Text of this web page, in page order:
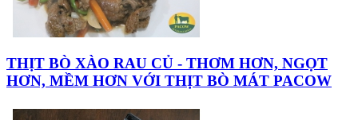
THỊT BÒ XÀO RAU CỦ - THƠM HƠN, NGỌT
HƠN, MỀM HƠN VỚI THỊT BÒ MÁT PACOW